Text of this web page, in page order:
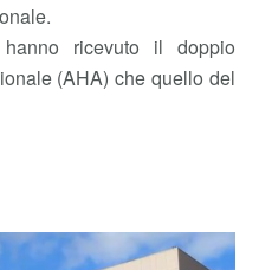
ricevuto il doppio
(AHA) che quello del